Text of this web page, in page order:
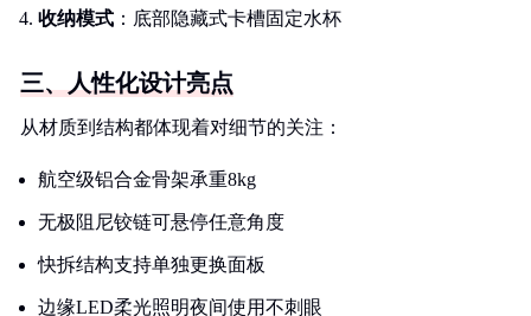
收纳模式 ：底部隐藏式卡槽固定水杯
三、人性化设计亮点
从材质到结构都体现着对细节的关注：
航空级铝合金骨架承重8kg
无极阻尼铰链可悬停任意角度
快拆结构支持单独更换面板
边缘LED柔光照明夜间使用不刺眼